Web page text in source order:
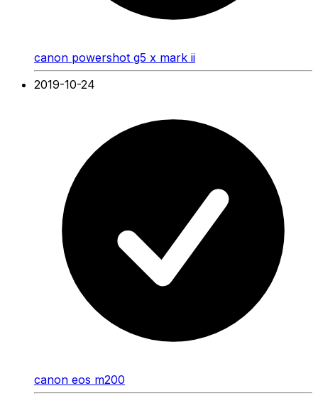
canon powershot g5 x mark ii
2019-10-24
canon eos m200